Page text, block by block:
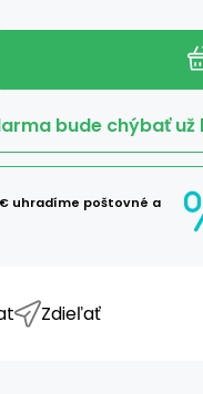
bude chýbať už
uhradíme poštovné a
Zdieľať